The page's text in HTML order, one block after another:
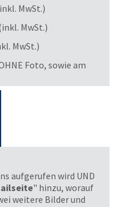
MwSt.)
MwSt.)
MwSt.)
Foto, sowie am
aufgerufen wird UND
" hinzu, worauf
weitere Bilder und